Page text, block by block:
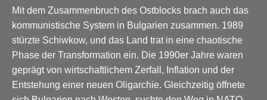
Mit dem Zusammenbruch des Ostblocks brach auch das
kommunistische System in Bulgarien zusammen. 1989
stürzte Schiwkow, und das Land trat in eine chaotische
Phase der Transformation ein. Die 1990er Jahre waren
geprägt von wirtschaftlichem Zerfall, Inflation und der
Entstehung einer neuen Oligarchie. Gleichzeitig öffnete